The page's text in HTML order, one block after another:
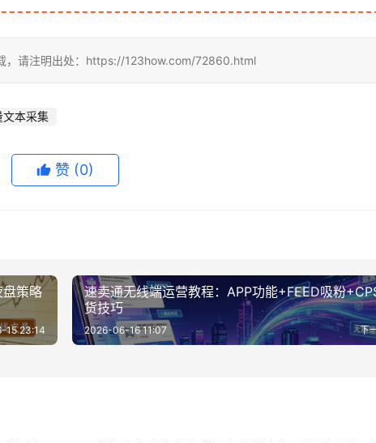
，请注明出处：https://123how.com/72860.html
文本采集
赞 (0)
策略
15 23:14
速卖通无线端运营教程：APP功能+FEED吸粉
货技巧
下
2026-06-16 11:07